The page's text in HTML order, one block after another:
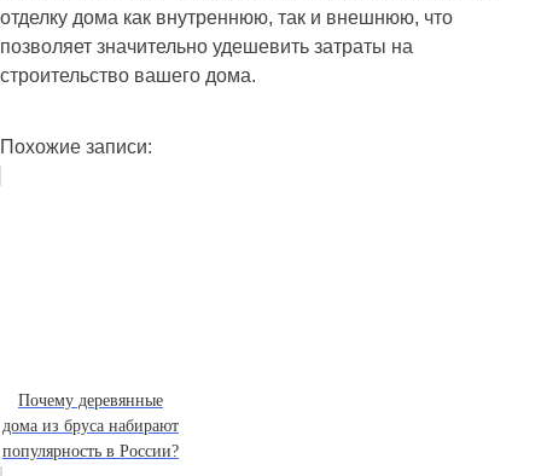
отделку дома как внутреннюю, так и внешнюю, что
позволяет значительно удешевить затраты на
строительство вашего дома.
Похожие записи:
Почему деревянные
дома из бруса набирают
популярность в России?